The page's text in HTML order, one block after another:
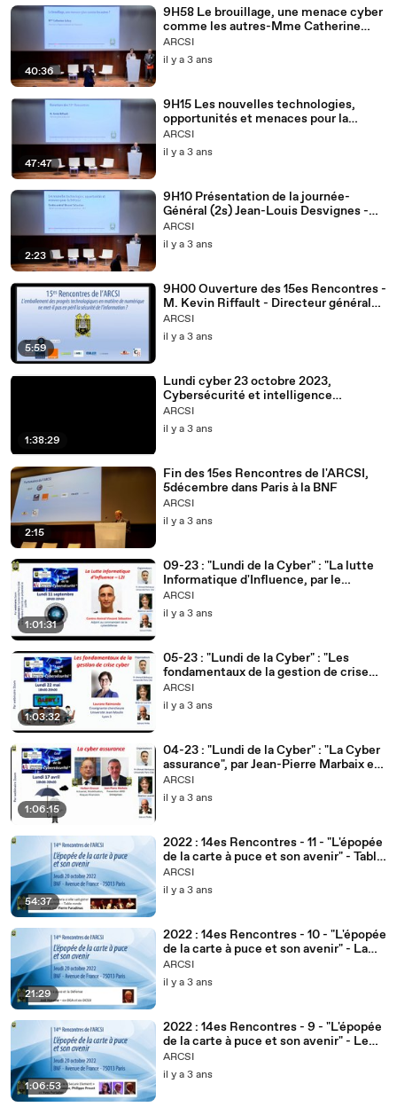
40:36
9H58 Le brouillage, une menace cyber
comme les autres-Mme Catherine
Gabay - Directrice à l’Agence nationale
des fréquences
ARCSI
il y a 3 ans
47:47
9H15 Les nouvelles technologies,
opportunités et menaces pour la
Défense-Contre-Amiral Vincent
Sébastien Adjoint au commandant de
la cyberdéfense-Adjoint au
ARCSI
il y a 3 ans
2:23
9H10 Présentation de la journée-
Général (2s) Jean-Louis Desvignes -
Président de l’ARCSI
ARCSI
il y a 3 ans
5:59
9H00 Ouverture des 15es Rencontres -
M. Kevin Riffault - Directeur général
de la BnF
ARCSI
il y a 3 ans
1:38:29
Lundi cyber 23 octobre 2023,
Cybersécurité et intelligence
artificielle, Perspective
transdisciplinaire et sociétale
ARCSI
il y a 3 ans
2:15
Fin des 15es Rencontres de l'ARCSI,
5décembre dans Paris à la BNF
ARCSI
il y a 3 ans
1:01:31
09-23 : "Lundi de la Cyber" : "La lutte
Informatique d'Influence, par le
Contre-Amiral Vincent Sébastien
ARCSI
il y a 3 ans
1:03:32
05-23 : "Lundi de la Cyber" : "Les
fondamentaux de la gestion de crise
Cyber, par Laurane Raimondo
ARCSI
il y a 3 ans
1:06:15
04-23 : "Lundi de la Cyber" : "La Cyber
assurance", par Jean-Pierre Marbaix et
Herbert Groscot
ARCSI
il y a 3 ans
54:37
2022 : 14es Rencontres - 11 - "L'épopée
de la carte à puce et son avenir" - Table
ronde et conclusion
ARCSI
il y a 3 ans
21:29
2022 : 14es Rencontres - 10 - "L'épopée
de la carte à puce et son avenir" - La
carte à puce et la Défense
ARCSI
il y a 3 ans
1:06:53
2022 : 14es Rencontres - 9 - "L'épopée
de la carte à puce et son avenir" - Le
"Secure Element" et les nouveaux
usages
ARCSI
il y a 3 ans